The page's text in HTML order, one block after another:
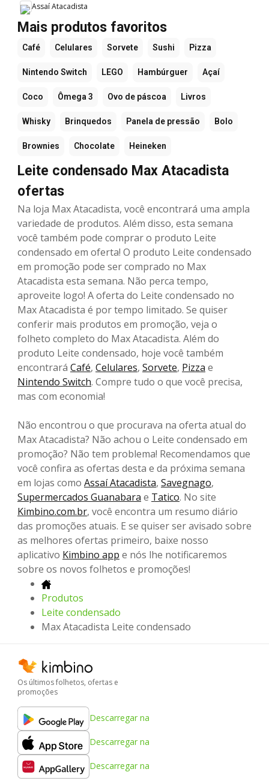
Assaí Atacadista
Mais produtos favoritos
Café Celulares Sorvete Sushi Pizza
Nintendo Switch LEGO Hambúrguer Açaí
Coco Ômega 3 Ovo de páscoa Livros
Whisky Brinquedos Panela de pressão Bolo
Brownies Chocolate Heineken
Leite condensado Max Atacadista
ofertas
Na loja Max Atacadista, você encontrará uma ampla
variedade de produtos. Além disso, esta semana
você também pode comprar o produto Leite
condensado em oferta! O produto Leite condensado
em promoção pode ser comprado no Max
Atacadista esta semana. Não perca tempo,
aproveite logo! A oferta do Leite condensado no
Max Atacadista é por tempo limitado. Se quiser
conferir mais produtos em promoção, veja o
folheto completo do Max Atacadista. Além do
produto Leite condensado, hoje você também
encontrará Café, Celulares, Sorvete, Pizza e
Nintendo Switch. Compre tudo o que você precisa,
mas com economia!
Não encontrou o que procurava na oferta atual do
Max Atacadista? Não achou o Leite condensado em
promoção? Não tem problema! Recomendamos que
você confira as ofertas desta e da próxima semana
em lojas como Assaí Atacadista, Savegnago,
Supermercados Guanabara e Tatico. No site
Kimbino.com.br, você encontra um resumo diário
das promoções atuais. E se quiser ser avisado sobre
as melhores ofertas primeiro, baixe nosso
aplicativo Kimbino app e nós lhe notificaremos
sobre os novos folhetos e promoções!
Produtos
Leite condensado
Max Atacadista Leite condensado
Os últimos folhetos, ofertas e
promoções
Descarregar na
Descarregar na
Descarregar na